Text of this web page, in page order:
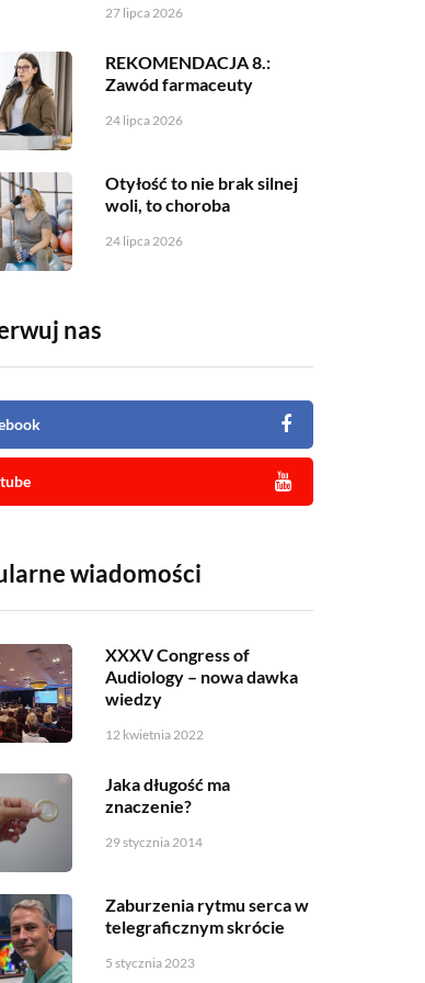
27 lipca 2026
REKOMENDACJA 8.:
Zawód farmaceuty
24 lipca 2026
Otyłość to nie brak silnej
woli, to choroba
24 lipca 2026
nas
wiadomości
XXXV Congress of
Audiology – nowa dawka
wiedzy
12 kwietnia 2022
Jaka długość ma
znaczenie?
29 stycznia 2014
Zaburzenia rytmu serca w
telegraficznym skrócie
5 stycznia 2023